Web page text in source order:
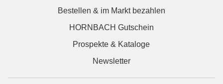
Bestellen & im Markt bezahlen
HORNBACH Gutschein
Prospekte & Kataloge
Newsletter